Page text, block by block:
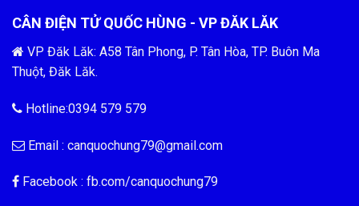
CÂN ĐIỆN TỬ QUỐC HÙNG - VP ĐĂK LĂK
VP Đăk Lăk: A58 Tân Phong, P. Tân Hòa, TP. Buôn Ma
Thuột, Đăk Lăk.
Hotline:0394 579 579
Email : canquochung79@gmail.com
Facebook : fb.com/canquochung79